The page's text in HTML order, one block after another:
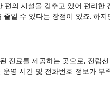
편의 시설을 갖추고 있어 편리한
일 수 있다는 장점이 있죠. 하
진료를 제공하는 곳으로, 전립
영 시간 및 전화번호 정보가